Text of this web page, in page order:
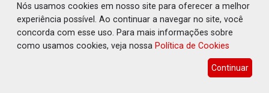
Astrônomos que estudam a Lua afirmam ter capturado o
que acreditam ser evidências de atividades não humanas
tecnologicamente avançadas (OVNIs) na Lua e em sua
órbita
Nós usamos cookies em nosso site para oferecer a melhor
experiência possível. Ao continuar a navegar no site, você
concorda com esse uso. Para mais informações sobre
como usamos cookies, veja nossa Política de Cookies
Continuar